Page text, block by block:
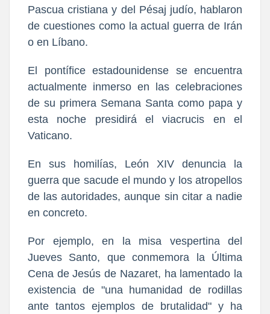
Pascua cristiana y del Pésaj judío, hablaron
de cuestiones como la actual guerra de Irán
o en Líbano.
El pontífice estadounidense se encuentra
actualmente inmerso en las celebraciones
de su primera Semana Santa como papa y
esta noche presidirá el viacrucis en el
Vaticano.
En sus homilías, León XIV denuncia la
guerra que sacude el mundo y los atropellos
de las autoridades, aunque sin citar a nadie
en concreto.
Por ejemplo, en la misa vespertina del
Jueves Santo, que conmemora la Última
Cena de Jesús de Nazaret, ha lamentado la
existencia de "una humanidad de rodillas
ante tantos ejemplos de brutalidad" y ha